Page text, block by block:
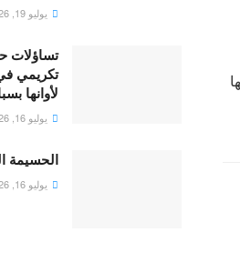
يوليو 19, 2026
تساؤلات
تكريمي
لأوانها
يوليو 16, 2026
الحسيمة
يوليو 16, 2026